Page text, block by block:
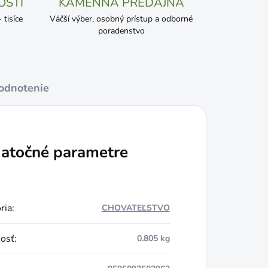
tisíce
Väčší výber, osobný prístup a odborné
poradenstvo
parametre
: CHOVATEĽSTVO
: 0.805 kg